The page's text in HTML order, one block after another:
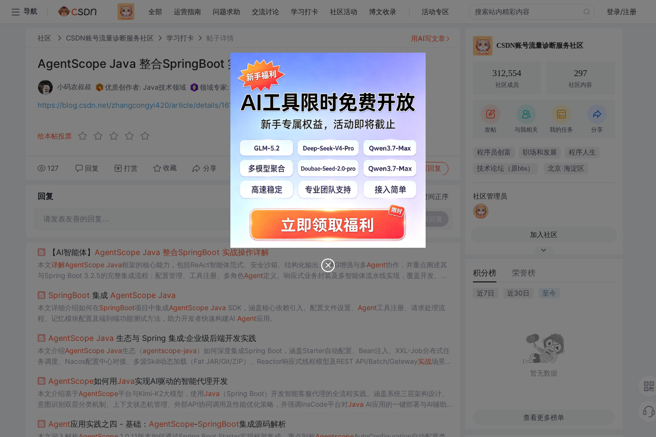
导航 全部 运营指南 问题求助 交流讨论 学习打卡 社区活动 博文收录 活动专区 登录/注册
社区 CSDN账号流量诊断服务社区 学习打卡 帖子详情
AgentScope Java 整合SpringBoot 实战操作详解
小码农叔叔 优质创作者: Java技术领域 领域专家: 后端开发技术领域
https://blog.csdn.net/zhangcongyi420/article/details/161234615?spm=1001.2014.3001.5502
给本帖投票
127 回复 打赏 收藏 分享 转发到动态 举报 写回复
用AI写文章
回复 切换为时间正序
请发表友善的回复…
【AI智能体】 AgentScope Java 整合SpringBoot 实战操作详解
本文详解AgentScope Java框架的核心能力，包括ReAct智能体范式、安全沙箱、结构化输出、RAG增强与多Agent协作，并重点阐述其
与Spring Boot 3.2.5的完整集成流程：配置管理、工具注册、多角色Agent定义、响应式业务封装及多智能体流水线实现，覆盖开发、调
SpringBoot 集成 AgentScope Java
本文详细介绍如何在SpringBoot项目中集成AgentScope Java SDK，涵盖核心依赖引入、配置文件设置、 Agent工具注册、请求处理流
程、记忆模块配置及端到端功能测试方法，助力开发者快速构建AI Agent应用。
AgentScope Java 生态与 Spring 集成:企业级后端开发实践
本文介绍AgentScope Java生态（ agentscope-java ）如何深度集成Spring Boot，涵盖Starter自动配置、Bean注入、XXL-Job分布式任
务调度、Nacos配置中心对接、多源Skill动态加载（Fat JAR/Git/ZIP）、Reactor响应式线程模型及REST API/Batch/Gateway实战场景，
AgentScope如何用Java实现AI驱动的智能代理开发
本文介绍基于AgentScope平台与Kimi-K2大模型，使用Java （Spring Boot）开发智能客服代理的全流程实践。涵盖系统三层架构设计、
意图识别双层分类机制、上下文状态机管理、外部API协同调用及性能优化策略，并强调InsCode平台对Java AI应用的一键部署与AI辅助
Agent应用实践之四 - 基础： AgentScope-SpringBoot集成源码解析
CSDN账号流量诊断服务社区
312,554
社区成员
297
社区内容
发帖 与我相关 我的任务 分享
程序员创富 职场和发展 程序人生
技术论坛（原bbs） 北京·海淀区
社区管理员
加入社区
积分榜 荣誉榜
近7日 近30日 至今
暂无数据
查看更多榜单